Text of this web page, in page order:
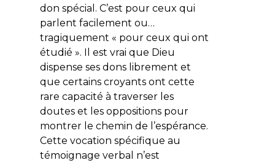
don spécial. C’est pour ceux qui
parlent facilement ou…
tragiquement « pour ceux qui ont
étudié ». Il est vrai que Dieu
dispense ses dons librement et
que certains croyants ont cette
rare capacité à traverser les
doutes et les oppositions pour
montrer le chemin de l’espérance.
Cette vocation spécifique au
témoignage verbal n’est